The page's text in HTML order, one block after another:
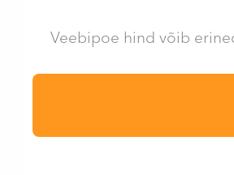
Veebipoe hind võib